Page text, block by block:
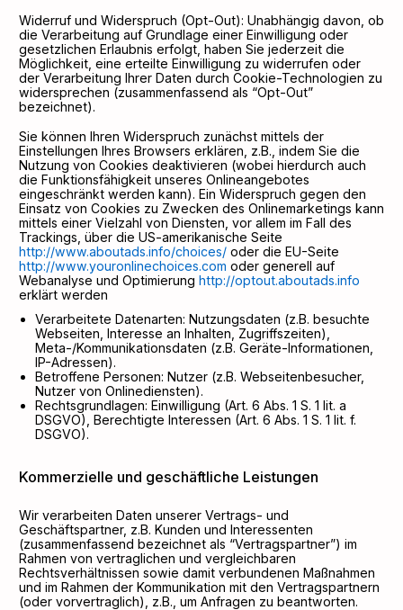
Widerruf und Widerspruch (Opt-Out): Unabhängig davon, ob
die Verarbeitung auf Grundlage einer Einwilligung oder
gesetzlichen Erlaubnis erfolgt, haben Sie jederzeit die
Möglichkeit, eine erteilte Einwilligung zu widerrufen oder
der Verarbeitung Ihrer Daten durch Cookie-Technologien zu
widersprechen (zusammenfassend als “Opt-Out”
bezeichnet).
Sie können Ihren Widerspruch zunächst mittels der
Einstellungen Ihres Browsers erklären, z.B., indem Sie die
Nutzung von Cookies deaktivieren (wobei hierdurch auch
die Funktionsfähigkeit unseres Onlineangebotes
eingeschränkt werden kann). Ein Widerspruch gegen den
Einsatz von Cookies zu Zwecken des Onlinemarketings kann
mittels einer Vielzahl von Diensten, vor allem im Fall des
Trackings, über die US-amerikanische Seite
http://www.aboutads.info/choices/ oder die EU-Seite
http://www.youronlinechoices.com oder generell auf
Webanalyse und Optimierung http://optout.aboutads.info
erklärt werden
Verarbeitete Datenarten: Nutzungsdaten (z.B. besuchte
Webseiten, Interesse an Inhalten, Zugriffszeiten),
Meta-/Kommunikationsdaten (z.B. Geräte-Informationen,
IP-Adressen).
Betroffene Personen: Nutzer (z.B. Webseitenbesucher,
Nutzer von Onlinediensten).
Rechtsgrundlagen: Einwilligung (Art. 6 Abs. 1 S. 1 lit. a
DSGVO), Berechtigte Interessen (Art. 6 Abs. 1 S. 1 lit. f.
DSGVO).
Kommerzielle und geschäftliche Leistungen
Wir verarbeiten Daten unserer Vertrags- und
Geschäftspartner, z.B. Kunden und Interessenten
(zusammenfassend bezeichnet als “Vertragspartner”) im
Rahmen von vertraglichen und vergleichbaren
Rechtsverhältnissen sowie damit verbundenen Maßnahmen
und im Rahmen der Kommunikation mit den Vertragspartnern
(oder vorvertraglich), z.B., um Anfragen zu beantworten.